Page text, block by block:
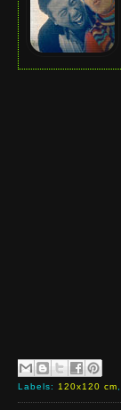
Labels: 120x120 cm